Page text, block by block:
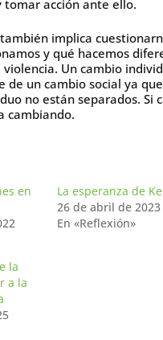
tomar acción ante ello.
implica
y qué hacemos
Un cambio
de un cambio social ya que
no están separados. Si
cambiando.
en
La esperanza de
26 de abril de 2023
En «Reflexión»
la
a la